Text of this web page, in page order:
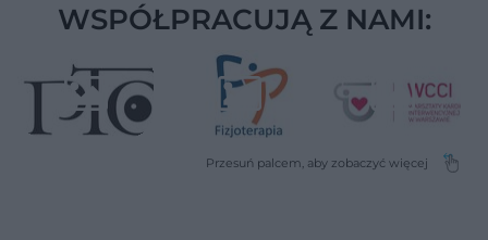
WSPÓŁPRACUJĄ Z NAMI: